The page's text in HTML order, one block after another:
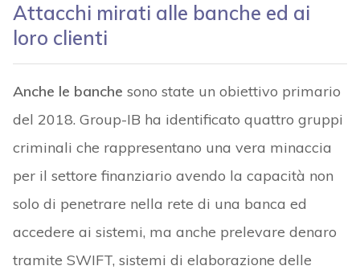
Attacchi mirati alle banche ed ai
loro clienti
Anche le banche sono state un obiettivo primario
del 2018. Group-IB ha identificato quattro gruppi
criminali che rappresentano una vera minaccia
per il settore finanziario avendo la capacità non
solo di penetrare nella rete di una banca ed
accedere ai sistemi, ma anche prelevare denaro
tramite SWIFT, sistemi di elaborazione delle